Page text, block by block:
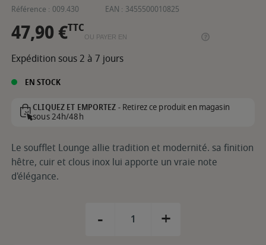
Référence : 009.430 EAN : 3455500010825
47,90 €TTC
OU PAYER EN
Expédition sous 2 à 7 jours
EN STOCK
CLIQUEZ ET EMPORTEZ -Retirez ce produit en magasin
sous 24h/48h
Le soufflet Lounge allie tradition et modernité. sa finition
hêtre, cuir et clous inox lui apporte un vraie note
d'élégance.
- +